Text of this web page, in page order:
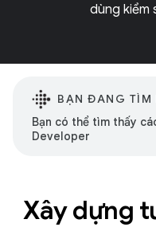
dùng kiểm
BẠN ĐANG TÌM
Bạn có thể tìm thấy
Developer
Xây dựng